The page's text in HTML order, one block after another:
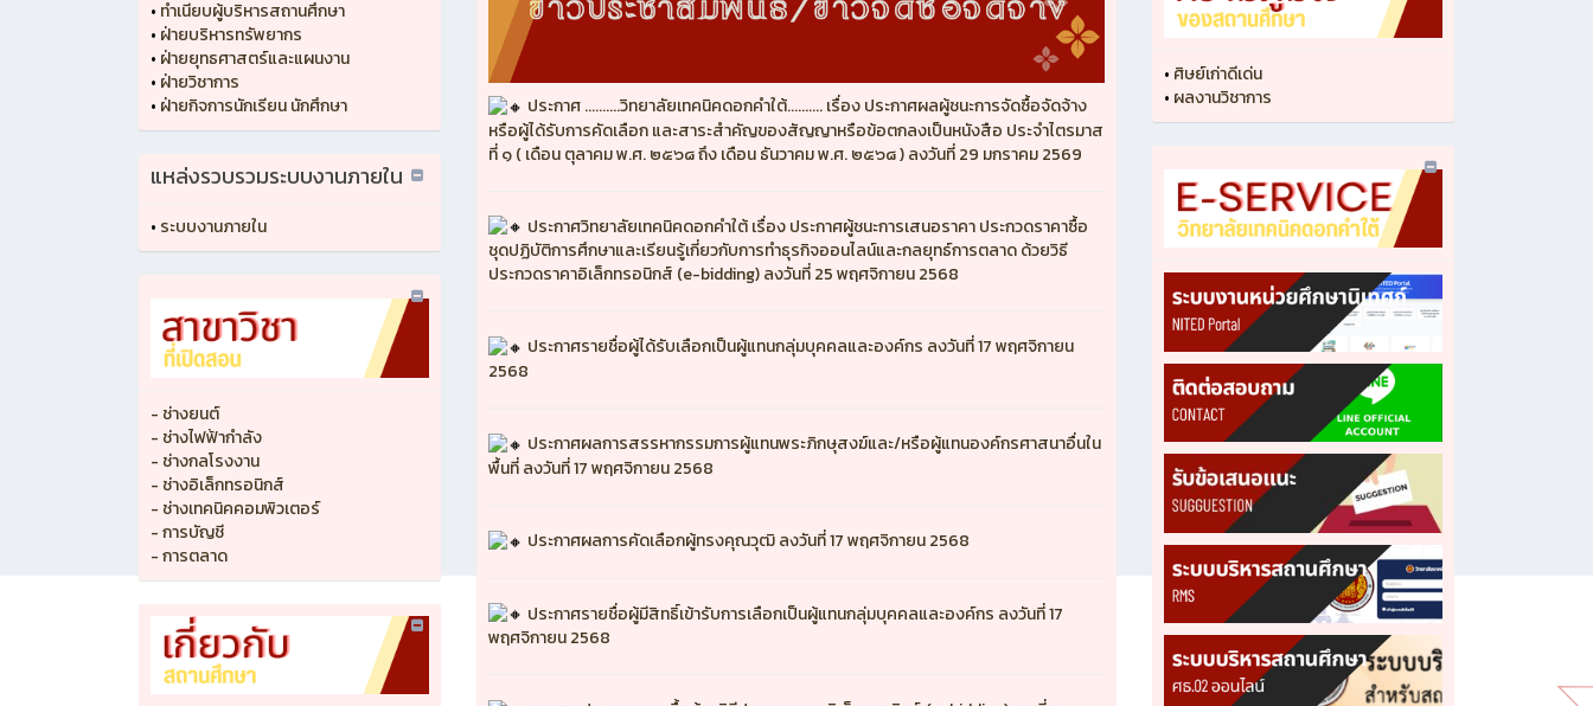
• ทำเนียบผู้บริหารสถานศึกษา
• ฝ่ายบริหารทรัพยากร
• ฝ่ายยุทธศาสตร์และแผนงาน
• ฝ่ายวิชาการ
• ฝ่ายกิจการนักเรียน นักศึกษา
แหล่งรวบรวมระบบงานภายใน
• ระบบงานภายใน
- ช่างยนต์
- ช่างไฟฟ้ากำลัง
- ช่างกลโรงงาน
- ช่างอิเล็กทรอนิกส์
- ช่างเทคนิคคอมพิวเตอร์
- การบัญชี
- การตลาด
ประกาศ ..........วิทยาลัยเทคนิคดอกคำใต้.......... เรื่อง ประกาศผลผู้ชนะการจัดซื้อจัดจ้าง
หรือผู้ได้รับการคัดเลือก และสาระสำคัญของสัญญาหรือข้อตกลงเป็นหนังสือ ประจำไตรมาส
ที่ ๑ ( เดือน ตุลาคม พ.ศ. ๒๕๖๘ ถึง เดือน ธันวาคม พ.ศ. ๒๕๖๘ ) ลงวันที่ 29 มกราคม 2569
ประกาศวิทยาลัยเทคนิคดอกคำใต้ เรื่อง ประกาศผู้ชนะการเสนอราคา ประกวดราคาซื้อ
ชุดปฏิบัติการศึกษาและเรียนรู้เกี่ยวกับการทำธุรกิจออนไลน์และกลยุทธ์การตลาด ด้วยวิธี
ประกวดราคาอิเล็กทรอนิกส์ (e-bidding) ลงวันที่ 25 พฤศจิกายน 2568
ประกาศรายชื่อผู้ได้รับเลือกเป็นผู้แทนกลุ่มบุคคลและองค์กร ลงวันที่ 17 พฤศจิกายน
2568
ประกาศผลการสรรหากรรมการผู้แทนพระภิกษุสงฆ์และ/หรือผู้แทนองค์กรศาสนาอื่นใน
พื้นที่ ลงวันที่ 17 พฤศจิกายน 2568
ประกาศผลการคัดเลือกผู้ทรงคุณวุฒิ ลงวันที่ 17 พฤศจิกายน 2568
ประกาศรายชื่อผู้มีสิทธิ์เข้ารับการเลือกเป็นผู้แทนกลุ่มบุคคลและองค์กร ลงวันที่ 17
พฤศจิกายน 2568
• ศิษย์เก่าดีเด่น
• ผลงานวิชาการ